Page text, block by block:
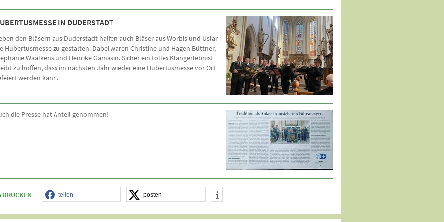
IN DUDERSTADT
den Bläsern aus Duderstadt halfen auch Bläser aus Worbis und Uslar
Hubertusmesse zu gestalten. Dabei waren Christine und Hagen Büttner,
Waalkens und Henrike Gamasin. Sicher ein tolles Klangerlebnis!
zu hoffen, dass im nächsten Jahr wieder eine Hubertusmesse vor Ort
werden kann.
die Presse hat Anteil genommen!
DRUCKEN teilen posten